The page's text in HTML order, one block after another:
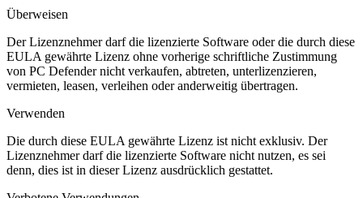
Überweisen
Der Lizenznehmer darf die lizenzierte Software oder die durch diese
EULA gewährte Lizenz ohne vorherige schriftliche Zustimmung
von PC Defender nicht verkaufen, abtreten, unterlizenzieren,
vermieten, leasen, verleihen oder anderweitig übertragen.
Verwenden
Die durch diese EULA gewährte Lizenz ist nicht exklusiv. Der
Lizenznehmer darf die lizenzierte Software nicht nutzen, es sei
denn, dies ist in dieser Lizenz ausdrücklich gestattet.